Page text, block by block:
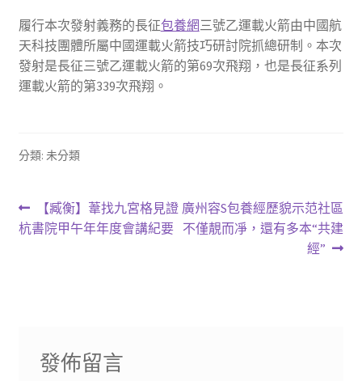
履行本次發射義務的長征包養網三號乙運載火箭由中國航
天科技團體所屬中國運載火箭技巧研討院抓總研制。本次
發射是長征三號乙運載火箭的第69次飛翔，也是長征系列
運載火箭的第339次飛翔。
分類: 未分類
文
章
上
一
【臧衡】葦找九宮格見證
杭書院甲午年年度會講紀要
下
一
廣州容S包養經歷貌示范社區
不僅靚而凈，還有多本“共建
經”
發佈留言